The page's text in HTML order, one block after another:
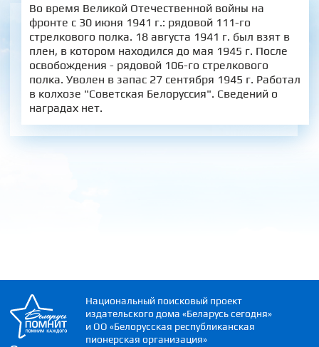
Во время Великой Отечественной войны на
фронте с 30 июня 1941 г.: рядовой 111-го
стрелкового полка. 18 августа 1941 г. был взят в
плен, в котором находился до мая 1945 г. После
освобождения - рядовой 106-го стрелкового
полка. Уволен в запас 27 сентября 1945 г. Работал
в колхозе "Советская Белоруссия". Сведений о
наградах нет.
Национальный поисковый проект
издательского дома «Беларусь сегодня»
и ОО «Белорусская республиканская
пионерская организация»